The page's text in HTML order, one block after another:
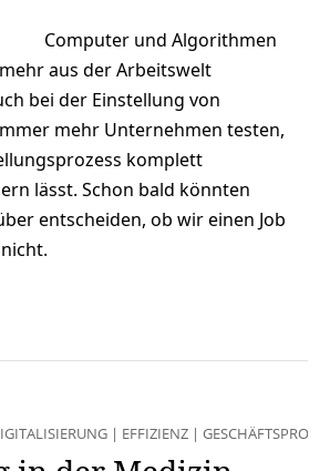
Computer und Algorithmen
aus der Arbeitswelt
bei der Einstellung von
mehr Unternehmen testen,
komplett
lässt. Schon bald könnten
entscheiden, ob wir einen Job
| EFFIZIENZ |